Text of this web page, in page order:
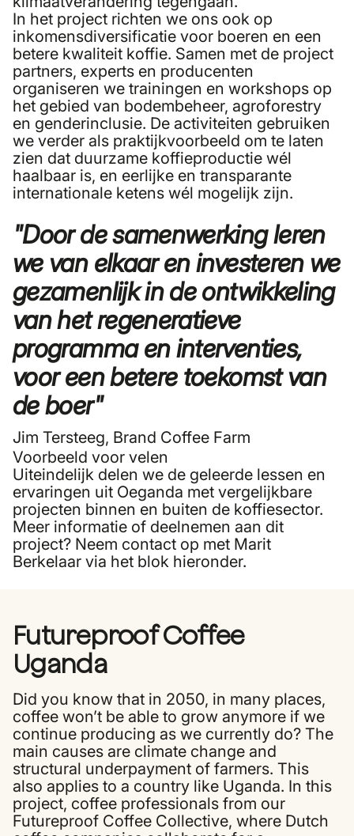
In het project richten we ons ook op
inkomensdiversificatie voor boeren en een
betere kwaliteit koffie. Samen met de project
partners, experts en producenten
organiseren we trainingen en workshops op
het gebied van bodembeheer, agroforestry
en genderinclusie. De activiteiten gebruiken
we verder als praktijkvoorbeeld om te laten
zien dat duurzame koffieproductie wél
haalbaar is, en eerlijke en transparante
internationale ketens wél mogelijk zijn.
"Door de samenwerking leren
we van elkaar en investeren we
gezamenlijk in de ontwikkeling
van het regeneratieve
programma en interventies,
voor een betere toekomst van
de boer"
Jim Tersteeg, Brand Coffee Farm
Voorbeeld voor velen
Uiteindelijk delen we de geleerde lessen en
ervaringen uit Oeganda met vergelijkbare
projecten binnen en buiten de koffiesector.
Meer informatie of deelnemen aan dit
project? Neem contact op met Marit
Berkelaar via het blok hieronder.
Futureproof Coffee
Uganda
Did you know that in 2050, in many places,
coffee won’t be able to grow anymore if we
continue producing as we currently do? The
main causes are climate change and
structural underpayment of farmers. This
also applies to a country like Uganda. In this
project, coffee professionals from our
Futureproof Coffee Collective, where Dutch